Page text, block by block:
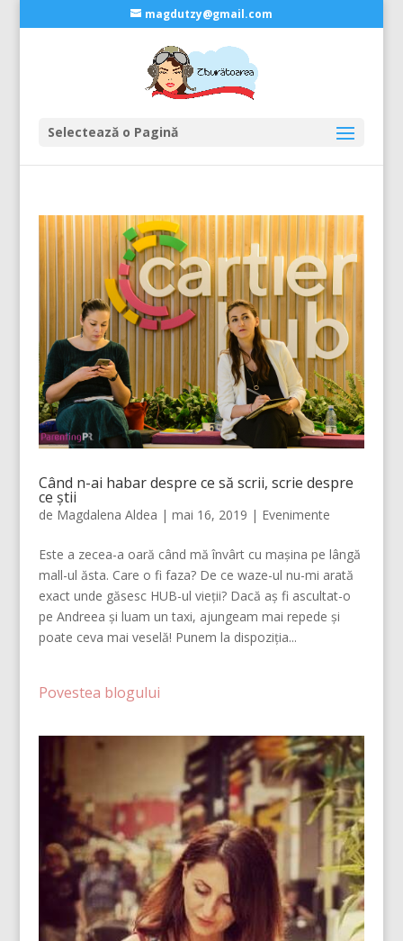
magdutzy@gmail.com
Selectează o Pagină
Când n-ai habar despre ce să scrii, scrie despre
ce știi
de Magdalena Aldea | mai 16, 2019 | Evenimente
Este a zecea-a oară când mă învârt cu mașina pe lângă
mall-ul ăsta. Care o fi faza? De ce waze-ul nu-mi arată
exact unde găsesc HUB-ul vieții? Dacă aș fi ascultat-o
pe Andreea și luam un taxi, ajungeam mai repede și
poate ceva mai veselă! Punem la dispoziția...
Povestea blogului